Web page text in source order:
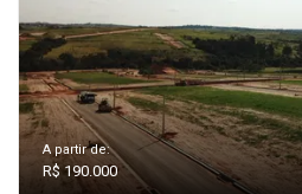
A partir de:
R$ 190.000